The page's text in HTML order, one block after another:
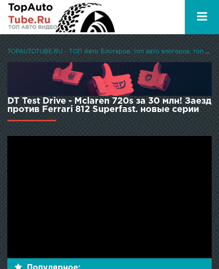
TOPAUTOTUBE.RU - ТОП Авто Блогеров, топ авто влогеров, топ авто ютуберов
DT Test Drive - Mclaren 720s за 30 млн! Заезд
против Ferrari 812 Superfast. новые серии